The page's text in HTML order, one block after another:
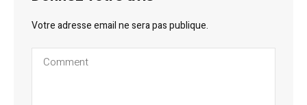
Votre adresse email ne sera pas publique.